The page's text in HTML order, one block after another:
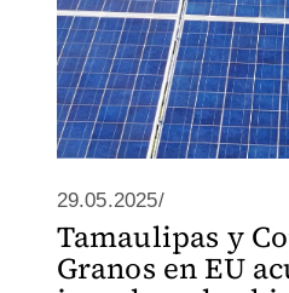
29.05.2025/
Tamaulipas y
Granos en EU